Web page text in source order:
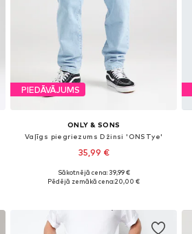
PIEDĀVĀJUMS
ONLY & SONS
Vaļīgs piegriezums Džinsi 'ONSTye'
35,99 €
Pieejams daudzos izmēros
Sākotnējā cena: 39,99 €
Pēdējā zemākā cena:20,00 €